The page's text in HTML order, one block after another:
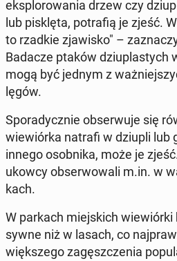
eks­plo­ro­wa­nia drzew czy
lub pi­sklę­ta, po­tra­fią je zjeść.
to rzadkie zja­wi­sko" –
Badacze ptaków dziu­pla­stych
mogą być jednym z
lęgów.
Spo­ra­dycz­nie ob­ser­wu­je się
wie­wiór­ka natrafi w dziupli lub
innego osob­ni­ka, może je
ukow­cy ob­ser­wo­wa­li m.in. w
kach.
W parkach miej­skich
syw­ne niż w lasach, co
więk­sze­go za­gęsz­cze­nia